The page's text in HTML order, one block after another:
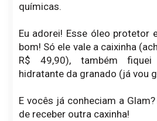
químicas.
Eu adorei! Esse óleo protetor
bom! Só ele vale a caixinha
R$ 49,90), também fiquei
hidratante da granado (já vou
E vocês já conheciam a
de receber outra caxinha!